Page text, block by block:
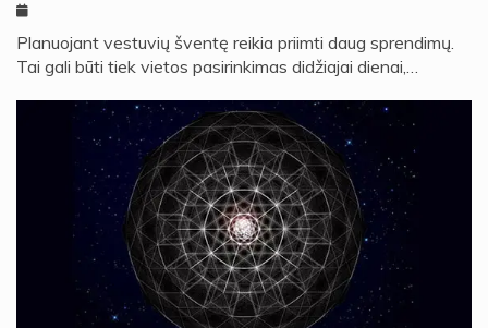
Planuojant vestuvių šventę reikia priimti daug sprendimų.
Tai gali būti tiek vietos pasirinkimas didžiajai dienai,…